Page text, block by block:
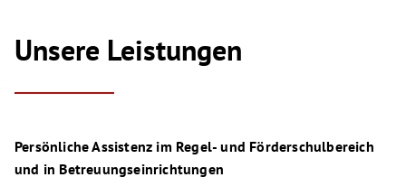
Unsere Leistungen
Persönliche Assistenz im Regel- und Förderschulbereich
und in Betreuungseinrichtungen